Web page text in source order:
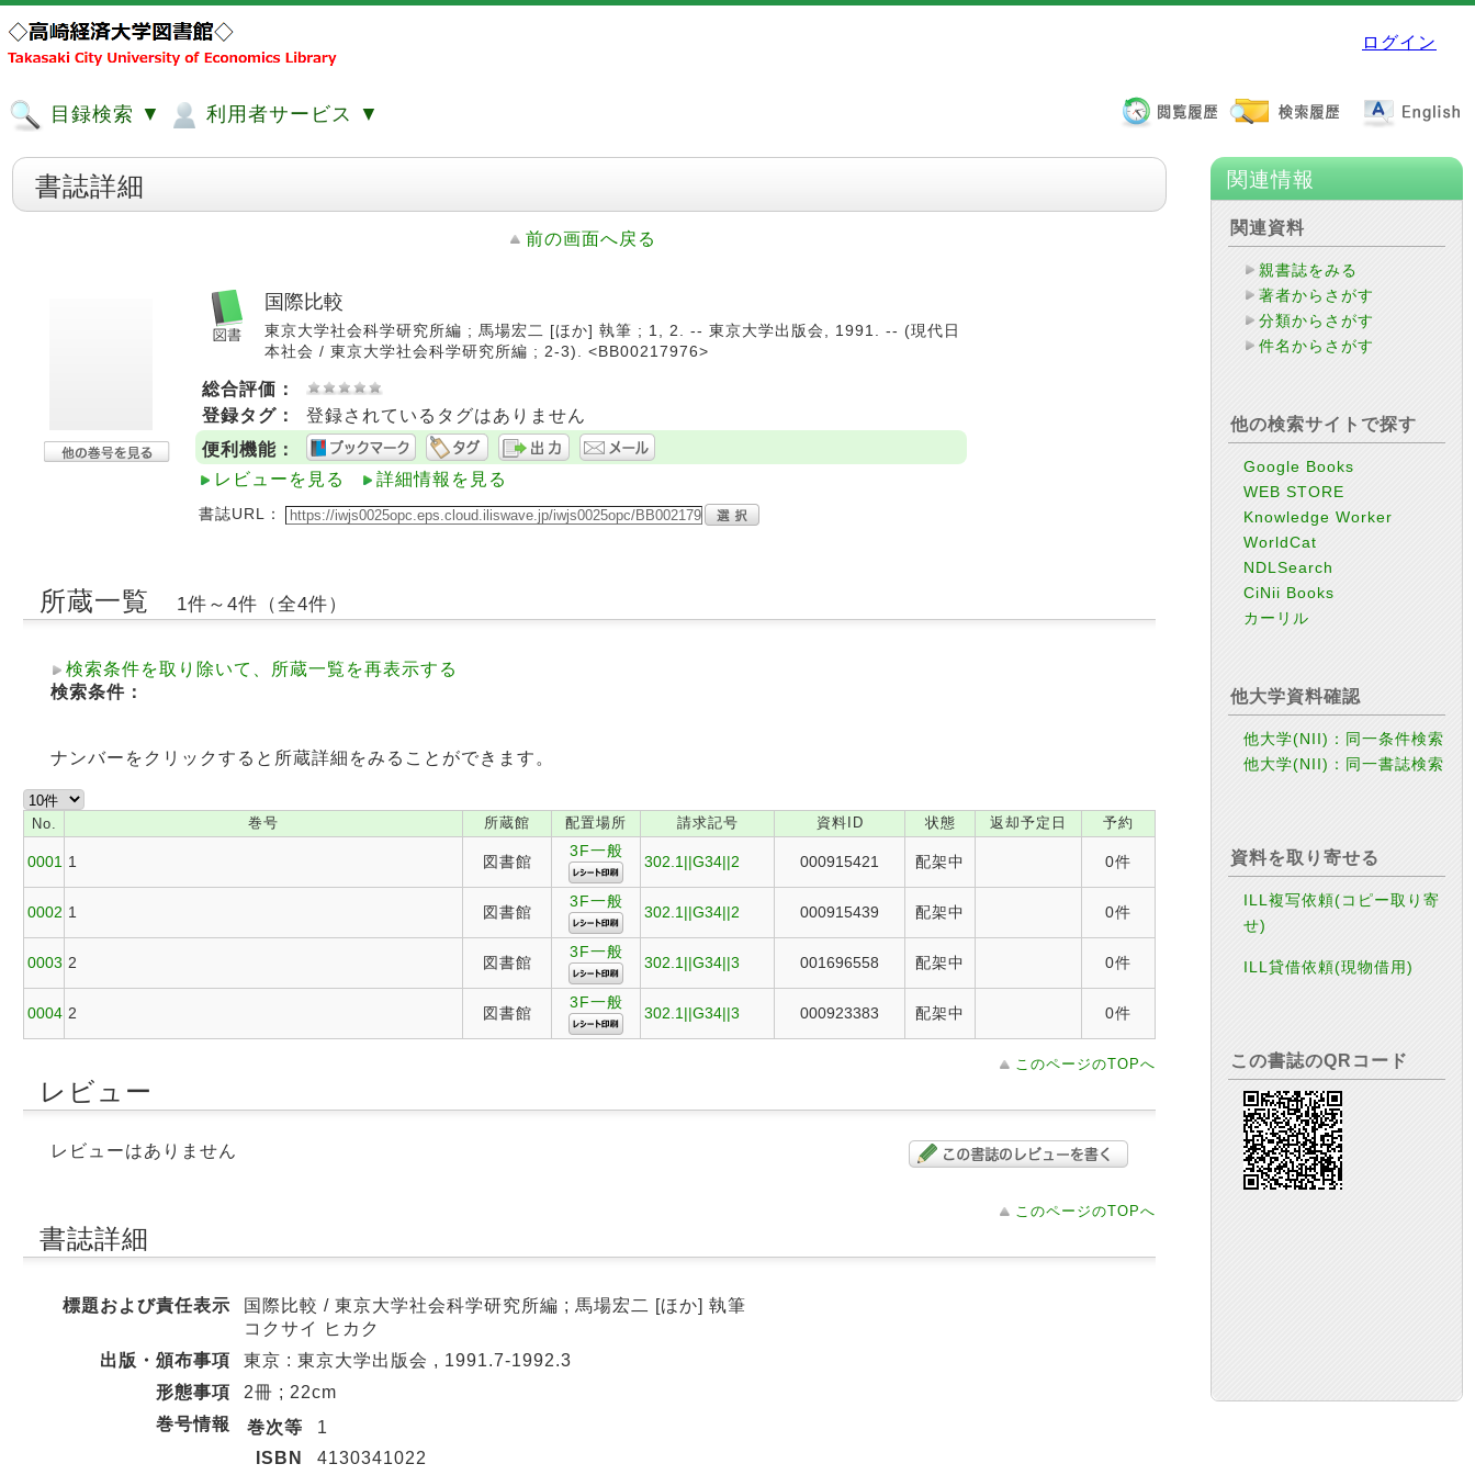
ログイン
目録検索 ▼ 利用者サービス ▼
書誌詳細
前の画面へ戻る
国際比較
東京大学社会科学研究所編 ; 馬場宏二 [ほか] 執筆 ; 1, 2. -- 東京大学出版会, 1991. -- (現代日
本社会 / 東京大学社会科学研究所編 ; 2-3). <BB00217976>
総合評価：
登録タグ：
登録されているタグはありません
便利機能：
レビューを見る
詳細情報を見る
書誌URL：
所蔵一覧 1件～4件（全4件）
検索条件を取り除いて、所蔵一覧を再表示する
検索条件：
ナンバーをクリックすると所蔵詳細をみることができます。
No. 巻号 所蔵館 配置場所 請求記号 資料ID 状態 返却予定日 予約
0001 1 図書館
3F一般
302.1||G34||2 000915421 配架中 0件
0002 1 図書館
3F一般
302.1||G34||2 000915439 配架中 0件
0003 2 図書館
3F一般
302.1||G34||3 001696558 配架中 0件
0004 2 図書館
3F一般
302.1||G34||3 000923383 配架中 0件
このページのTOPへ
レビュー
レビューはありません
このページのTOPへ
書誌詳細
標題および責任表示
国際比較 / 東京大学社会科学研究所編 ; 馬場宏二 [ほか] 執筆
コクサイ ヒカク
出版・頒布事項
東京 : 東京大学出版会 , 1991.7-1992.3
形態事項
2冊 ; 22cm
巻号情報
巻次等
1
ISBN
4130341022
関連情報
関連資料
親書誌をみる
著者からさがす
分類からさがす
件名からさがす
他の検索サイトで探す
Google Books
WEB STORE
Knowledge Worker
WorldCat
NDLSearch
CiNii Books
カーリル
他大学資料確認
他大学(NII)：同一条件検索
他大学(NII)：同一書誌検索
資料を取り寄せる
ILL複写依頼(コピー取り寄
せ)
ILL貸借依頼(現物借用)
この書誌のQRコード